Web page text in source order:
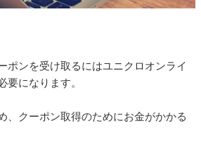
ポンを受け取るにはユニクロオンライ
要になります。
、クーポン取得のためにお金がかかる